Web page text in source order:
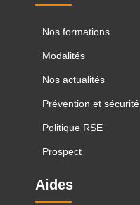
Nos formations
Modalités
Nos actualités
Prévention et sécurité
Politique RSE
Prospect
Aides